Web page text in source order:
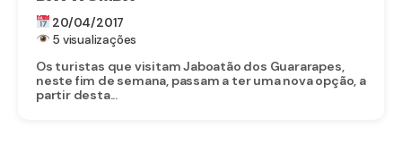
20/04/2017
5 visualizações
Os turistas que visitam Jaboatão dos Guararapes,
neste fim de semana, passam a ter uma nova opção, a
partir desta...